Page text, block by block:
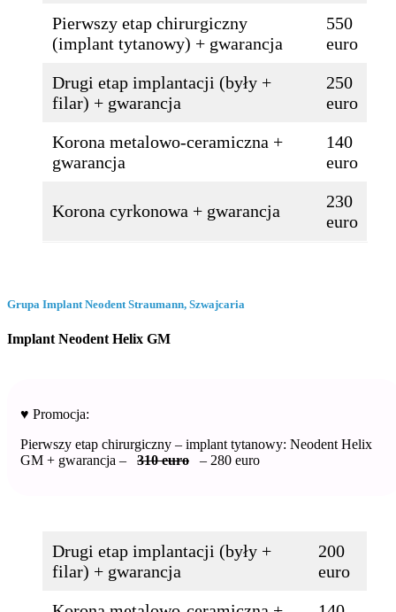
Pierwszy etap chirurgiczny
(implant tytanowy) + gwarancja
550
euro
Drugi etap implantacji (były +
filar) + gwarancja
250
euro
Korona metalowo-ceramiczna +
gwarancja
140
euro
Korona cyrkonowa + gwarancja
230
euro
Grupa Implant Neodent Straumann, Szwajcaria
Implant Neodent Helix GM
♥️ Promocja:
Pierwszy etap chirurgiczny – implant tytanowy: Neodent Helix
GM + gwarancja – 310 euro – 280 euro
Drugi etap implantacji (były +
filar) + gwarancja
200
euro